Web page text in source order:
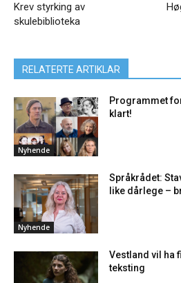
Krev styrking av
skulebiblioteka
RELATERTE ARTIKLAR
Nyhende
Programmet
klart!
Nyhende
Språkrådet:
like dårlege –
Vestland vil ha
teksting